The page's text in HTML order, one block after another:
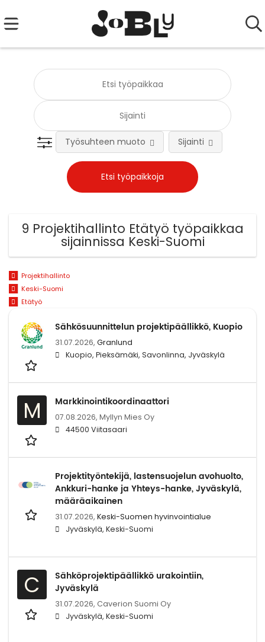
Työsuhteen muoto Sijainti
9 Projektihallinto Etätyö työpaikkaa
sijainnissa Keski-Suomi
Projektihallinto
Keski-Suomi
Etätyö
Sähkösuunnittelun projektipäällikkö, Kuopio
31.07.2026, Granlund
Kuopio, Pieksämäki, Savonlinna, Jyväskylä
M Markkinointikoordinaattori
07.08.2026, Myllyn Mies Oy
44500 Viitasaari
Projektityöntekijä, lastensuojelun avohuolto,
Ankkuri-hanke ja Yhteys-hanke, Jyväskylä,
määräaikainen
31.07.2026, Keski-Suomen hyvinvointialue
Jyväskylä, Keski-Suomi
C
Sähköprojektipäällikkö urakointiin,
Jyväskylä
31.07.2026, Caverion Suomi Oy
Jyväskylä, Keski-Suomi